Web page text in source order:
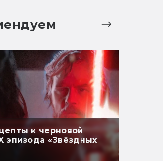
к черновой
эпизода «Звёздных